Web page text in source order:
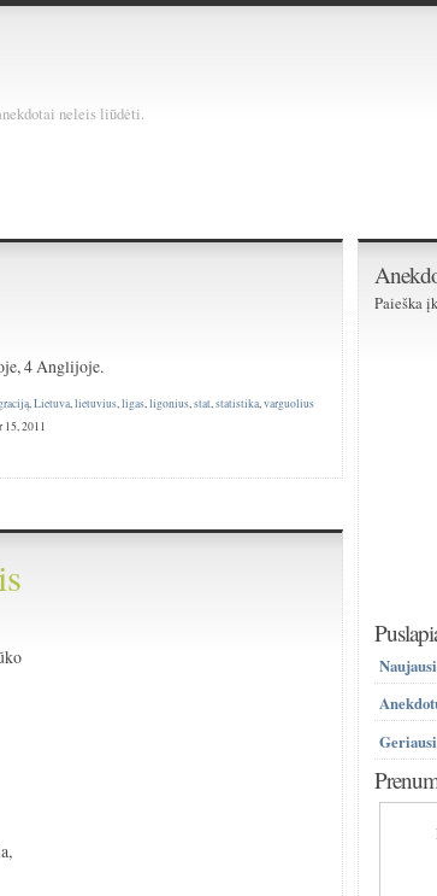
neleis liūdėti.
4 Anglijoje.
,Lietuva,lietuvius,ligas,ligonius,stat,statistika,varguolius
15, 2011
Paieška